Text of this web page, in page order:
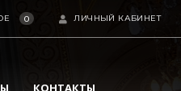
0 ЛИЧНЫЙ КАБИНЕТ
КОНТАКТЫ